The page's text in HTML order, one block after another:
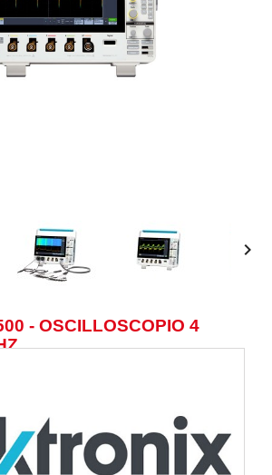

- OSCILLOSCOPIO 4